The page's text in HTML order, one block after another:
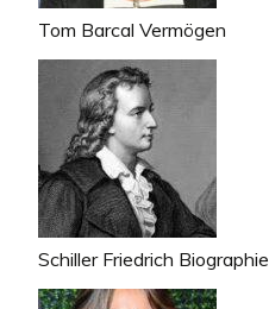
Tom Barcal Vermögen
Schiller Friedrich Biographie